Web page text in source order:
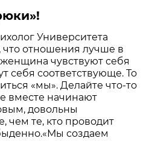
Университета
что отношения лучше в
чувствуют себя
себя соответствующе. То
«мы». Делайте что-то
вместе начинают
довольны
те, кто проводит
создаем